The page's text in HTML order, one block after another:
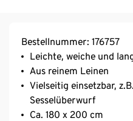
Bestellnummer: 176757
Leichte, weiche und
Aus reinem Leinen
Vielseitig einsetzbar,
Sesselüberwurf
Ca. 180 x 200 cm